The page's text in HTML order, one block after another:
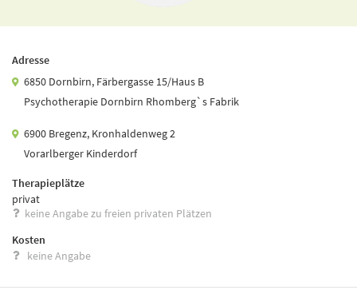
Adresse
6850 Dornbirn, Färbergasse 15/Haus B
Psychotherapie Dornbirn Rhomberg`s Fabrik
6900 Bregenz, Kronhaldenweg 2
Vorarlberger Kinderdorf
Therapieplätze
privat
keine Angabe zu freien privaten Plätzen
Kosten
keine Angabe